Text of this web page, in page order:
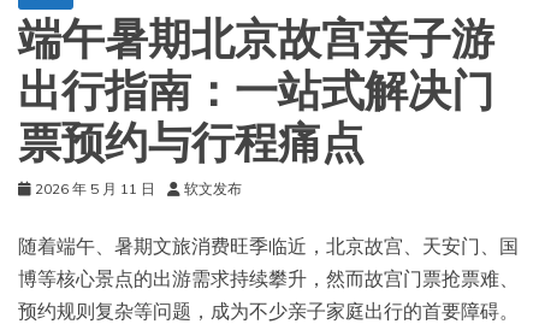
端午暑期北京故宫亲子游
出行指南：一站式解决门
票预约与行程痛点
2026 年 5 月 11 日 软文发布
随着端午、暑期文旅消费旺季临近，北京故宫、天安门、国
博等核心景点的出游需求持续攀升，然而故宫门票抢票难、
预约规则复杂等问题，成为不少亲子家庭出行的首要障碍。